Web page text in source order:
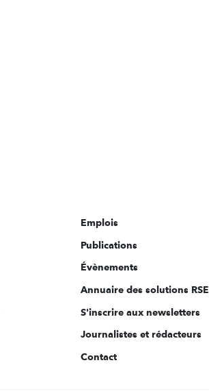
Emplois
Publications
Évènements
Annuaire des solutions RSE
S'inscrire aux newsletters
Journalistes et rédacteurs
Contact